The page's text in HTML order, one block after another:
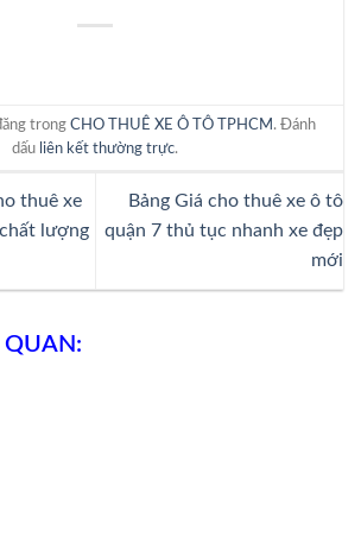
trong CHO THUÊ XE Ô TÔ TPHCM . Đánh
dấu liên kết thường trực.
thuê xe
lượng
Bảng Giá cho thuê xe ô tô
quận 7 thủ tục nhanh xe đẹp
mới
QUAN: